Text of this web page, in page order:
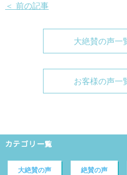
＜ 前の記事
大絶賛の声一
お客様の声一
カテゴリ一覧
大絶賛の声 絶賛の声